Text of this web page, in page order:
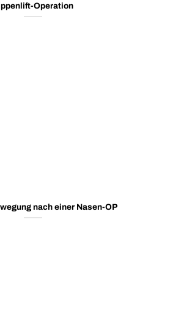
Operation
nach einer Nasen-OP